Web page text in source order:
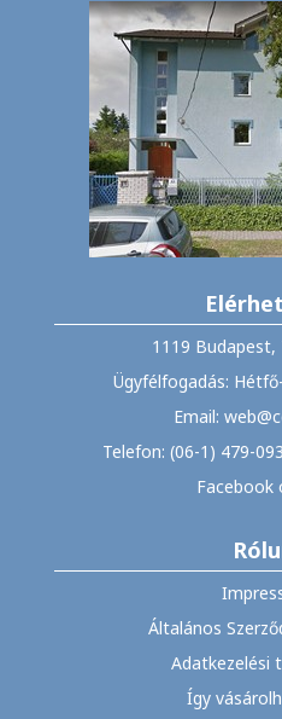
1119 Budapest,
Ügyfélfogadás:
Email:
Telefon: (06-1) 479-
Facebook
Általános
Adatkezelési
Így